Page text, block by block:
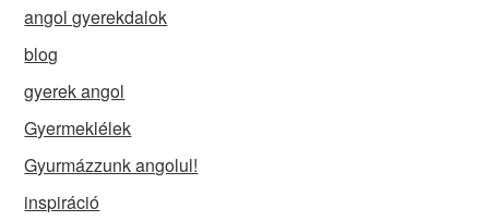
angol gyerekdalok
blog
gyerek angol
Gyermeklélek
Gyurmázzunk angolul!
inspiráció